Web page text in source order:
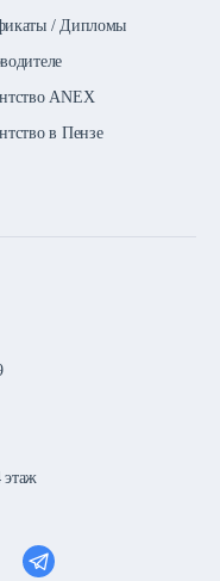
этаж
/ Дипломы
ANEX
в Пензе